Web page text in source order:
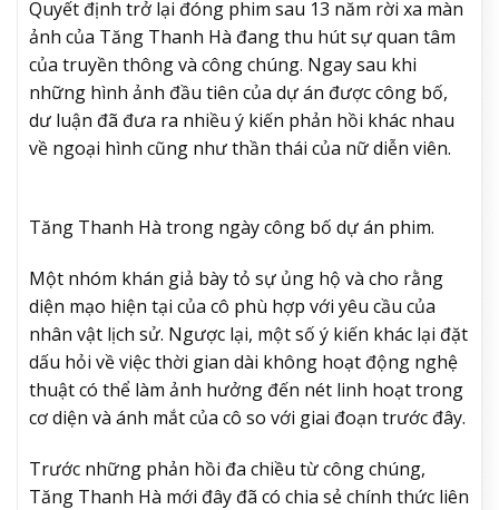
Quyết định trở lại đóng phim sau 13 năm rời xa màn
ảnh của Tăng Thanh Hà đang thu hút sự quan tâm
của truyền thông và công chúng. Ngay sau khi
những hình ảnh đầu tiên của dự án được công bố,
dư luận đã đưa ra nhiều ý kiến phản hồi khác nhau
về ngoại hình cũng như thần thái của nữ diễn viên.
Tăng Thanh Hà trong ngày công bố dự án phim.
Một nhóm khán giả bày tỏ sự ủng hộ và cho rằng
diện mạo hiện tại của cô phù hợp với yêu cầu của
nhân vật lịch sử. Ngược lại, một số ý kiến khác lại đặt
dấu hỏi về việc thời gian dài không hoạt động nghệ
thuật có thể làm ảnh hưởng đến nét linh hoạt trong
cơ diện và ánh mắt của cô so với giai đoạn trước đây.
Trước những phản hồi đa chiều từ công chúng,
Tăng Thanh Hà mới đây đã có chia sẻ chính thức liên